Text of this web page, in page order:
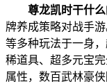
尊龙凯时干什
牌养成策略对战手
等多种玩法于一身
稀道具、超多元宝
属性，数百武林豪